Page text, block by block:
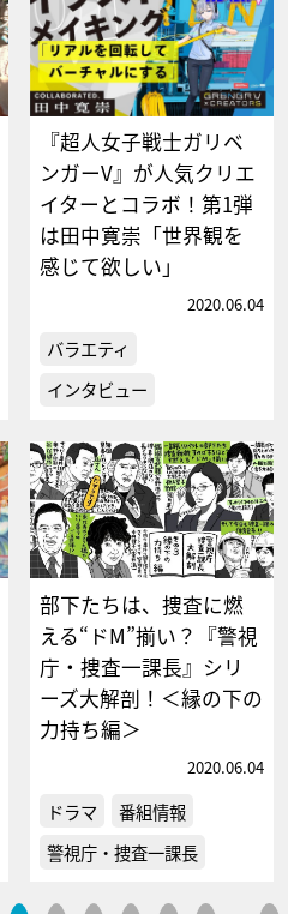
『超人女子戦士ガリベ
ンガーV』が人気クリエ
イターとコラボ！第1弾
は田中寛崇「世界観を
感じて欲しい」
2020.06.04
バラエティ
インタビュー
部下たちは、捜査に燃
える“ドM”揃い？『警視
庁・捜査一課長』シリ
ーズ大解剖！＜縁の下の
力持ち編＞
2020.06.04
ドラマ
番組情報
警視庁・捜査一課長